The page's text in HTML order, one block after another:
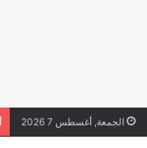
الجمعة, أغسطس 7 2026